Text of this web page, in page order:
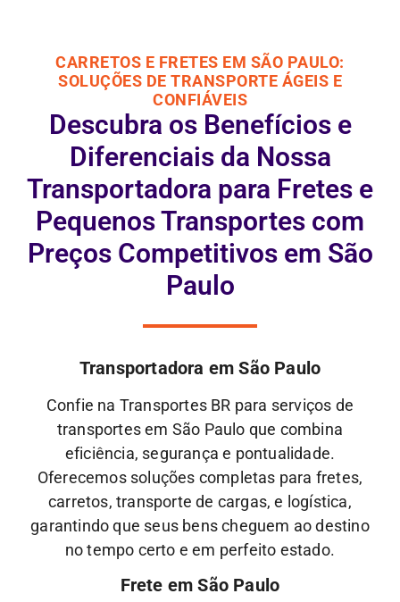
CARRETOS E FRETES EM SÃO PAULO:
SOLUÇÕES DE TRANSPORTE ÁGEIS E
CONFIÁVEIS
Descubra os Benefícios e
Diferenciais da Nossa
Transportadora para Fretes e
Pequenos Transportes com
Preços Competitivos em São
Paulo
Transportadora em São Paulo
Confie na Transportes BR para serviços de
transportes em São Paulo que combina
eficiência, segurança e pontualidade.
Oferecemos soluções completas para fretes,
carretos, transporte de cargas, e logística,
garantindo que seus bens cheguem ao destino
no tempo certo e em perfeito estado.
Frete em São Paulo